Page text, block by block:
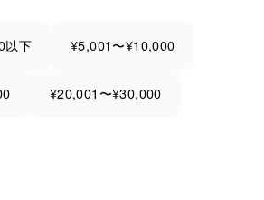
以下 ¥5,001〜¥10,000
¥20,001〜¥30,000